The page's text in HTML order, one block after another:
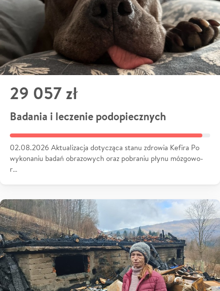
29 057 zł
Badania i leczenie podopiecznych
02.08.2026 Aktualizacja dotycząca stanu zdrowia Kefira Po
wykonaniu badań obrazowych oraz pobraniu płynu mózgowo-
r…